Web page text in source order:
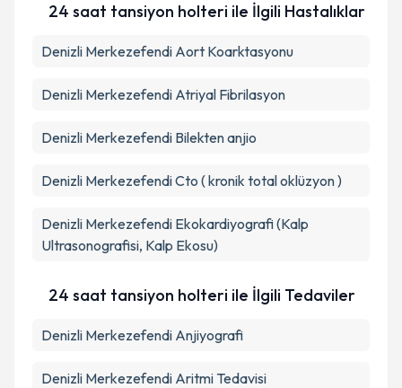
24 saat tansiyon holteri ile İlgili Hastalıklar
Denizli Merkezefendi Aort Koarktasyonu
Denizli Merkezefendi Atriyal Fibrilasyon
Denizli Merkezefendi Bilekten anjio
Denizli Merkezefendi Cto ( kronik total oklüzyon )
Denizli Merkezefendi Ekokardiyografi (Kalp
Ultrasonografisi, Kalp Ekosu)
24 saat tansiyon holteri ile İlgili Tedaviler
Denizli Merkezefendi Anjiyografi
Denizli Merkezefendi Aritmi Tedavisi